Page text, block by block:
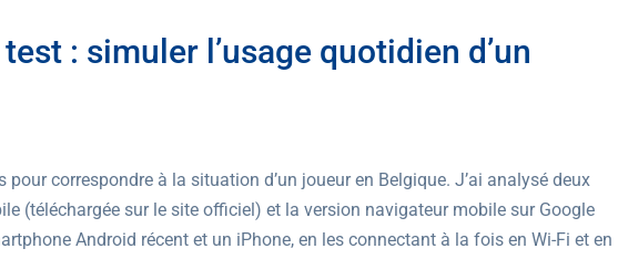
: simuler l’usage quotidien d’un
pour correspondre à la situation d’un joueur en Belgique. J’ai analysé deux
(téléchargée sur le site officiel) et la version navigateur mobile sur Google
Android récent et un iPhone, en les connectant à la fois en Wi-Fi et en